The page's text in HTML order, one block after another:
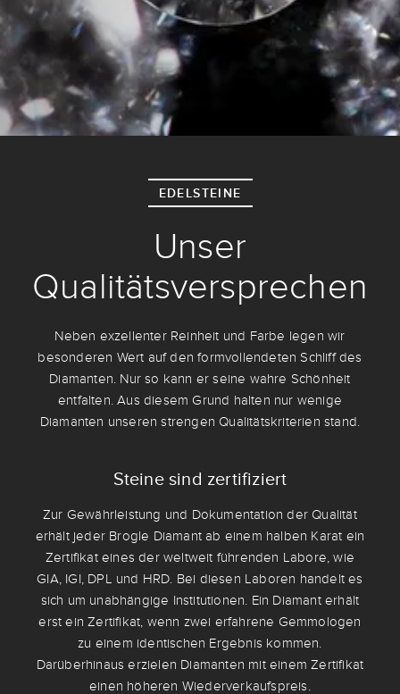
EDELSTEINE
Unser
Qualitätsversprechen
Neben exzellenter Reinheit und Farbe legen wir
besonderen Wert auf den formvollendeten Schliff des
Diamanten. Nur so kann er seine wahre Schönheit
entfalten. Aus diesem Grund halten nur wenige
Diamanten unseren strengen Qualitätskriterien stand.
Steine sind zertifiziert
Zur Gewährleistung und Dokumentation der Qualität
erhält jeder Brogle Diamant ab einem halben Karat ein
Zertifikat eines der weltweit führenden Labore, wie
GIA, IGI, DPL und HRD. Bei diesen Laboren handelt es
sich um unabhängige Institutionen. Ein Diamant erhält
erst ein Zertifikat, wenn zwei erfahrene Gemmologen
zu einem identischen Ergebnis kommen.
Darüberhinaus erzielen Diamanten mit einem Zertifikat
einen höheren Wiederverkaufspreis.